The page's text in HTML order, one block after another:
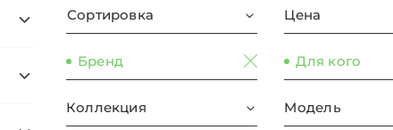
Сортировка Цена
Бренд Для кого
Коллекция Модель